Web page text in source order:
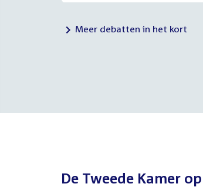
Meer debatten in het kort
De Tweede Kamer